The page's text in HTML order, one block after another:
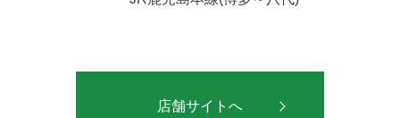
店舗サイトへ